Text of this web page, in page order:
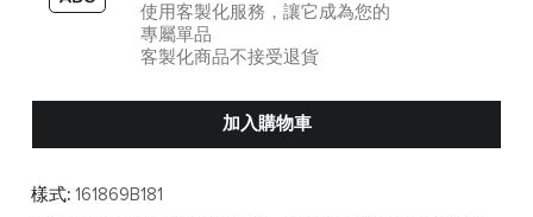
使用客製化服務，讓它成為您的
專屬單品
客製化商品不接受退貨
加入購物車
樣式: 161869B181